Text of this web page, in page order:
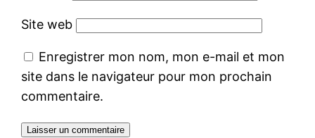
Site web
Enregistrer mon nom, mon e-mail et mon
site dans le navigateur pour mon prochain
commentaire.